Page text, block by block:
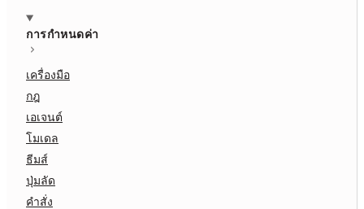
การกำหนดค่า
เครื่องมือ
กฎ
เอเจนต์
โมเดล
ธีมส์
ปุ่มลัด
คำสั่ง